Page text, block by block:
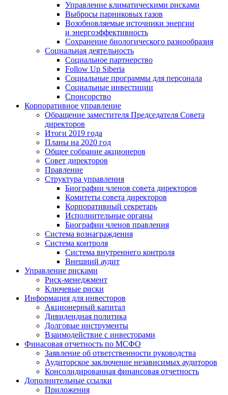
Управление климатическими рисками
Выбросы парниковых газов
Возобновляемые источники энергии
и энергоэффективность
Сохранение биологического разнообразия
Социальная деятельность
Социальное партнерство
Follow Up Siberia
Социальные программы для персонала
Социальные инвестиции
Спонсорство
Корпоративное управление
Обращение заместителя Председателя Совета
директоров
Итоги 2019 года
Планы на 2020 год
Общее собрание акционеров
Совет директоров
Правление
Структура управления
Биографии членов совета директоров
Комитеты совета директоров
Корпоративный секретарь
Исполнительные органы
Биографии членов правления
Система вознаграждения
Система контроля
Система внутреннего контроля
Внешний аудит
Управление рисками
Риск-менеджмент
Ключевые риски
Информация для инвесторов
Акционерный капитал
Дивидендная политика
Долговые инструменты
Взаимодействие с инвеcторами
Финасовая отчетность по МСФО
Заявление об ответственности руководства
Аудиторское заключение независимых аудиторов
Консолидированная финансовая отчетность
Дополнительные ссылки
Приложения